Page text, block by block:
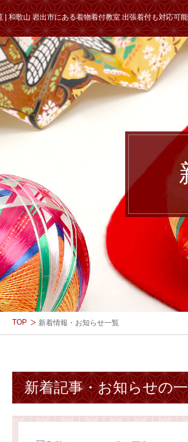
| 和歌山 岩出市にある着物着付教室 出張着付も対応可
TOP 新着情報・お知らせ一覧
新着記事・お知らせの